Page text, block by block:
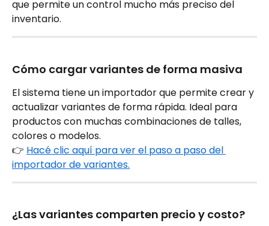
que permite un control mucho más preciso del
inventario.
Cómo cargar variantes de forma masiva
El sistema tiene un importador que permite crear y
actualizar variantes de forma rápida. Ideal para
productos con muchas combinaciones de talles,
colores o modelos.
👉 Hacé clic aquí para ver el paso a paso del
importador de variantes.
¿Las variantes comparten precio y costo?